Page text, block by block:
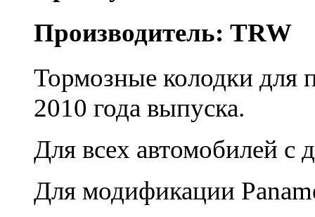
Производитель: TRW
Тормозные колодки для
2010 года выпуска.
Для всех автомобилей с
Для модификации